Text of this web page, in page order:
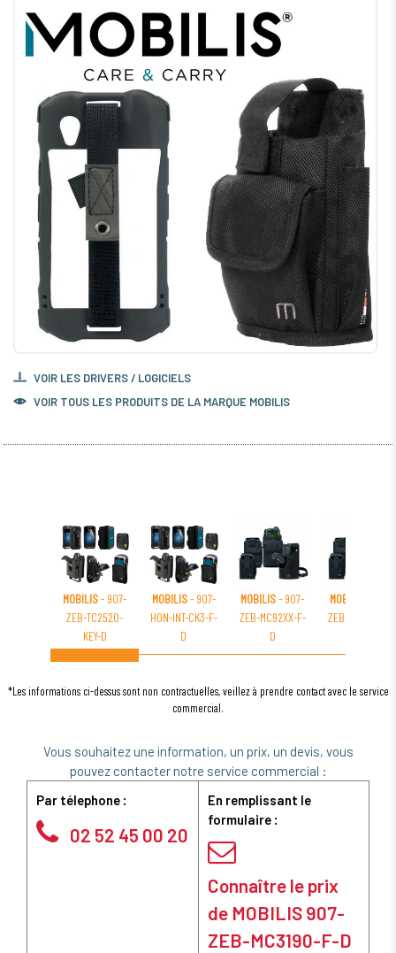
VOIR LES DRIVERS / LOGICIELS
VOIR TOUS LES PRODUITS DE LA MARQUE MOBILIS
MOBILIS- 907-
ZEB-TC2520-
KEY-D
MOBILIS- 907-
HON-INT-CK3-F-
D
MOBILIS- 907-
ZEB-MC92XX-F-
D
MOBILIS
ZEB-TC70-75-F-
*Les informations ci-dessus sont non contractuelles, veillez à prendre contact avec le service
commercial.
Vous souhaitez une information, un prix, un devis, vous
pouvez contacter notre service commercial :
Par télephone :
02 52 45 00 20
En remplissant le
formulaire :
Connaître le prix
de MOBILIS 907-
ZEB-MC3190-F-D